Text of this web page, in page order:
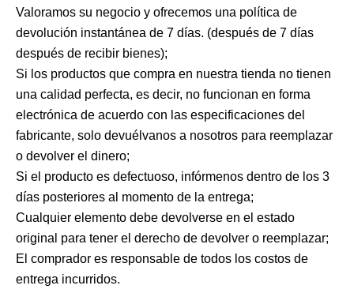
Valoramos su negocio y ofrecemos una política de
devolución instantánea de 7 días. (después de 7 días
después de recibir bienes);
Si los productos que compra en nuestra tienda no tienen
una calidad perfecta, es decir, no funcionan en forma
electrónica de acuerdo con las especificaciones del
fabricante, solo devuélvanos a nosotros para reemplazar
o devolver el dinero;
Si el producto es defectuoso, infórmenos dentro de los 3
días posteriores al momento de la entrega;
Cualquier elemento debe devolverse en el estado
original para tener el derecho de devolver o reemplazar;
El comprador es responsable de todos los costos de
entrega incurridos.